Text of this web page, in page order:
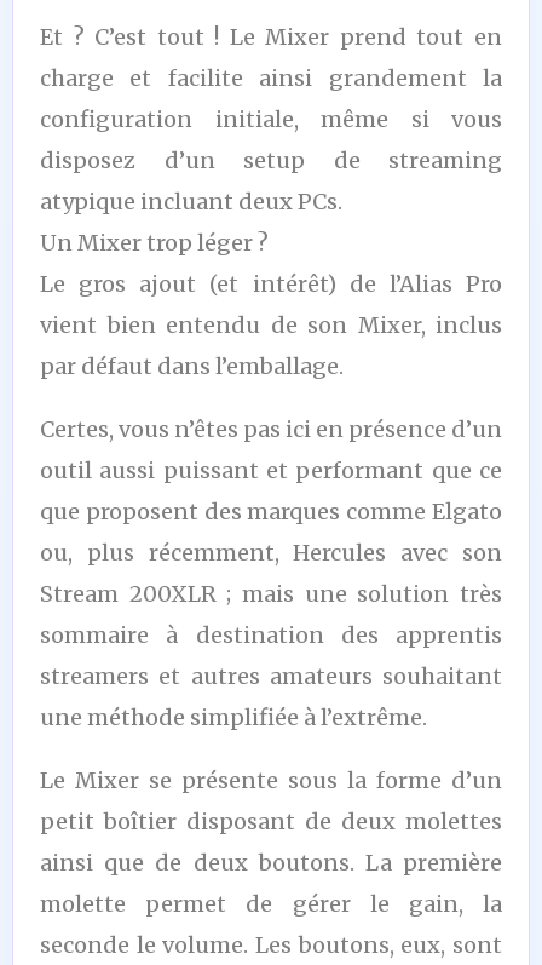
Et ? C’est tout ! Le Mixer prend tout en
charge et facilite ainsi grandement la
configuration initiale, même si vous
disposez d’un setup de streaming
atypique incluant deux PCs.
Un Mixer trop léger ?
Le gros ajout (et intérêt) de l’Alias Pro
vient bien entendu de son Mixer, inclus
par défaut dans l’emballage.
Certes, vous n’êtes pas ici en présence d’un
outil aussi puissant et performant que ce
que proposent des marques comme Elgato
ou, plus récemment, Hercules avec son
Stream 200XLR ; mais une solution très
sommaire à destination des apprentis
streamers et autres amateurs souhaitant
une méthode simplifiée à l’extrême.
Le Mixer se présente sous la forme d’un
petit boîtier disposant de deux molettes
ainsi que de deux boutons. La première
molette permet de gérer le gain, la
seconde le volume. Les boutons, eux, sont